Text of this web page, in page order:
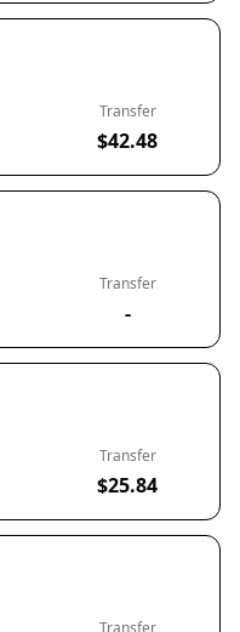
Transfer
$42.48
Transfer
-
Transfer
$25.84
Transfer